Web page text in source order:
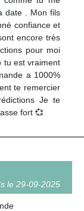
date . Mon fils
confiance et
encore très
pour moi
tu est vraiment
a 1000%
te remercier
Je te
fort 💞
le 29-09-2025